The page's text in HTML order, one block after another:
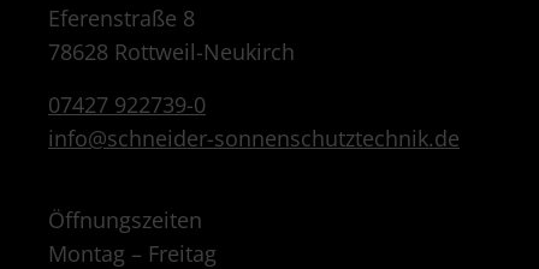
Eferenstraße 8
78628 Rottweil-Neukirch
07427 922739-0
info@schneider-sonnenschutztechnik.de
Öffnungszeiten
Montag – Freitag